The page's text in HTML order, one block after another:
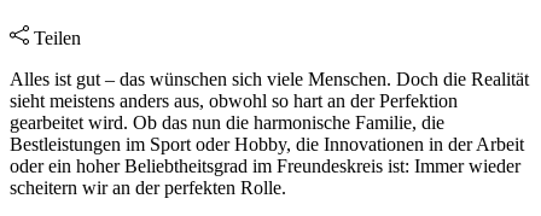
Teilen
Alles ist gut – das wünschen sich viele Menschen. Doch die Realität
sieht meistens anders aus, obwohl so hart an der Perfektion
gearbeitet wird. Ob das nun die harmonische Familie, die
Bestleistungen im Sport oder Hobby, die Innovationen in der Arbeit
oder ein hoher Beliebtheitsgrad im Freundeskreis ist: Immer wieder
scheitern wir an der perfekten Rolle.